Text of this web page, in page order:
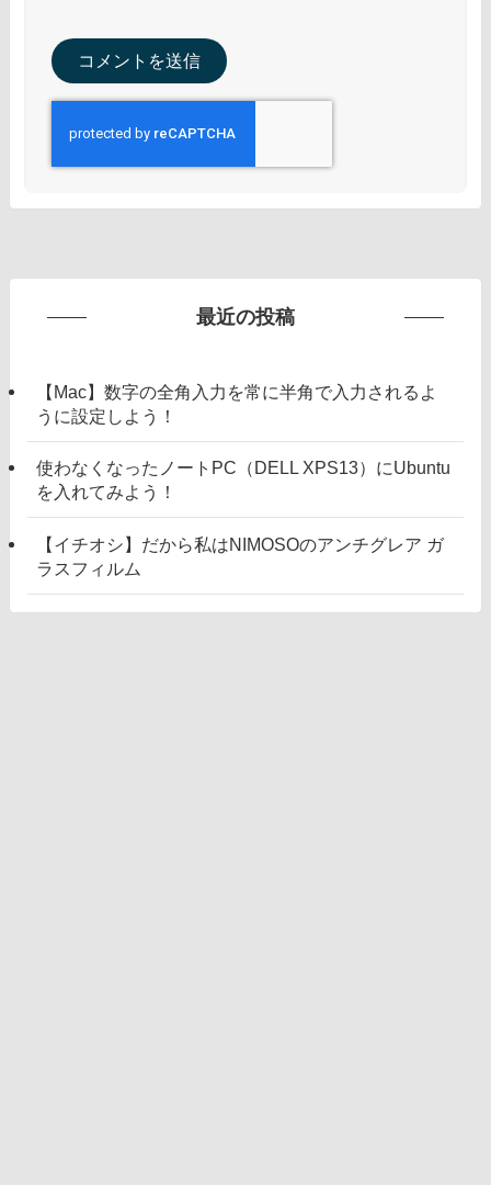
最近の投稿
【Mac】数字の全角入力を常に半角で入力されるよ
うに設定しよう！
使わなくなったノートPC（DELL XPS13）にUbuntu
を入れてみよう！
【イチオシ】だから私はNIMOSOのアンチグレア ガ
ラスフィルム